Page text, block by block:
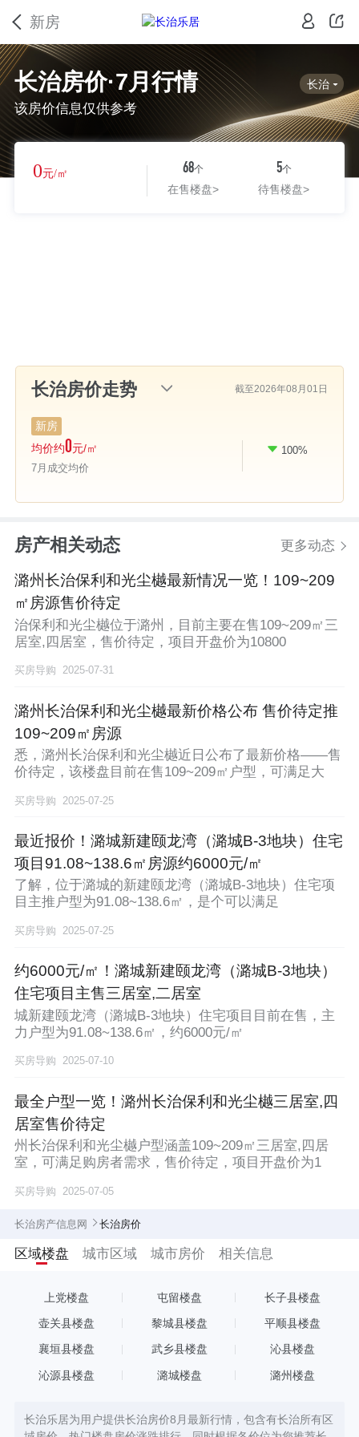
新房
长治房价·7月行情
该房价信息仅供参考
长治
0元/㎡ 68个
在售楼盘>
5个
待售楼盘>
截至2026年08月01日
新房
均价约0元/㎡
7月成交均价
100%
房产相关动态 更多动态
潞州长治保利和光尘樾最新情况一览！109~209
㎡房源售价待定
治保利和光尘樾位于潞州，目前主要在售109~209㎡三
居室,四居室，售价待定，项目开盘价为10800
买房导购 2025-07-31
潞州长治保利和光尘樾最新价格公布 售价待定推
109~209㎡房源
悉，潞州长治保利和光尘樾近日公布了最新价格——售
价待定，该楼盘目前在售109~209㎡户型，可满足大
买房导购 2025-07-25
最近报价！潞城新建颐龙湾（潞城B-3地块）住宅
项目91.08~138.6㎡房源约6000元/㎡
了解，位于潞城的新建颐龙湾（潞城B-3地块）住宅项
目主推户型为91.08~138.6㎡，是个可以满足
买房导购 2025-07-25
约6000元/㎡！潞城新建颐龙湾（潞城B-3地块）
住宅项目主售三居室,二居室
城新建颐龙湾（潞城B-3地块）住宅项目目前在售，主
力户型为91.08~138.6㎡，约6000元/㎡
买房导购 2025-07-10
最全户型一览！潞州长治保利和光尘樾三居室,四
居室售价待定
州长治保利和光尘樾户型涵盖109~209㎡三居室,四居
室，可满足购房者需求，售价待定，项目开盘价为1
买房导购 2025-07-05
长治房产信息网 长治房价
区域楼盘 城市区域 城市房价 相关信息
上党楼盘 屯留楼盘 长子县楼盘
壶关县楼盘 黎城县楼盘 平顺县楼盘
襄垣县楼盘 武乡县楼盘 沁县楼盘
沁源县楼盘 潞城楼盘 潞州楼盘
长治乐居为用户提供长治房价8月最新行情，包含有长治所有区